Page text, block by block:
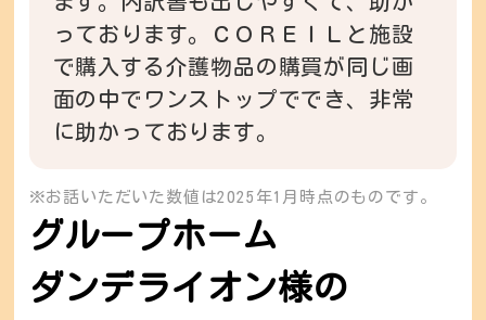
っております。ＣＯＲＥＩＬと施設
で購入する介護物品の購買が同じ画
面の中でワンストップででき、非常
に助かっております。
※お話いただいた数値は2025年1月時点のものです。
グループホーム
ダンデライオン様の